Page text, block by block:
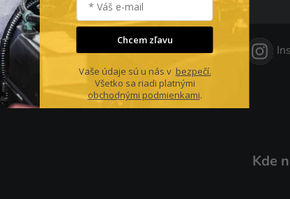
Facebook Heureka
Kde
Chcem zľavu
Vaše údaje sú u nás v bezpečí.
Všetko sa riadi platnými
obchodnými podmienkami.